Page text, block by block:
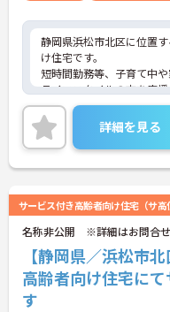
静岡県浜松市北区に位置
け住宅です。
短時間勤務等、子育て中
ライフスタイルの方を応
興味をお持ちの方には詳
をお伝えしますのでお気軽
ませ。
詳細を見る
サービス付き高齢者向け住宅（サ高
名称非公開 ※詳細はお問合
【静岡県／浜松市
高齢者向け住宅に
す